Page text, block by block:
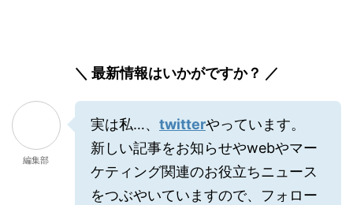
＼ 最新情報はいかがですか？ ／
編集部
実は私…、 twitterやっています。
新しい記事をお知らせやwebやマー
ケティング関連のお役立ちニュース
をつぶやいていますので、フォロー